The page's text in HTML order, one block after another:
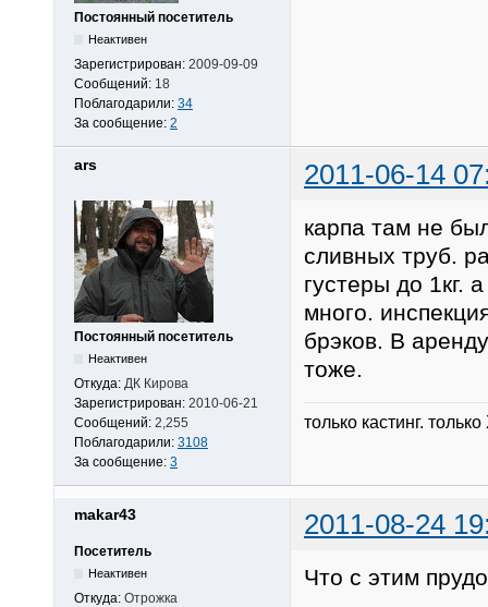
Постоянный посетитель
Неактивен
Зарегистрирован: 2009-09-09
Сообщений: 18
Поблагодарили: 34
За сообщение: 2
ars 2011-06-14
Постоянный посетитель
Неактивен
Откуда: ДК Кирова
Зарегистрирован: 2010-06-21
Сообщений: 2,255
Поблагодарили: 3108
За сообщение: 3
карпа там не
сливных труб.
густеры до 1кг.
много.
брэков. В
тоже.
только кастинг.
makar43 2011-08-24
Посетитель
Неактивен
Откуда: Отрожка
Что с этим